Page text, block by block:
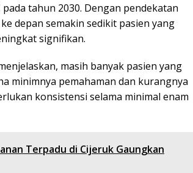
tahun 2030. Dengan pendekatan
depan semakin sedikit pasien yang
signifikan.
masih banyak pasien yang
minimnya pemahaman dan kurangnya
konsistensi selama minimal enam
Terpadu di Cijeruk Gaungkan